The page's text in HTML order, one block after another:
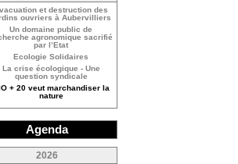
et destruction des
ouvriers à Aubervilliers
Un domaine public de
agronomique sacrifié
par l’Etat
Ecologie Solidaires
La crise écologique - Une
question syndicale
+ 20 veut marchandiser la
nature
Agenda
2026